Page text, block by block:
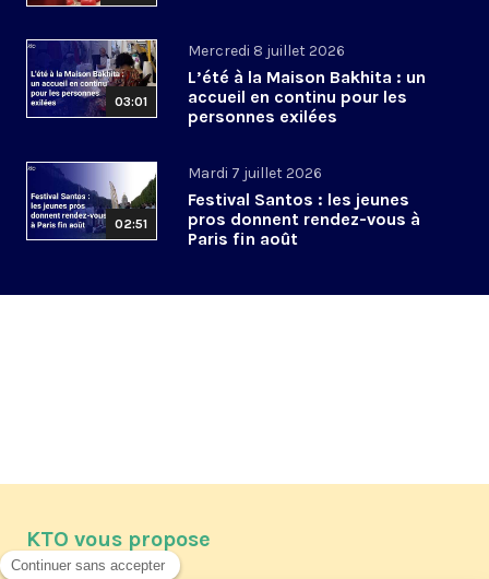
03:01
Mercredi 8 juillet 2026
L’été à la Maison Bakhita : un
accueil en continu pour les
personnes exilées
02:51
Mardi 7 juillet 2026
Festival Santos : les jeunes
pros donnent rendez-vous à
Paris fin août
KTO vous propose